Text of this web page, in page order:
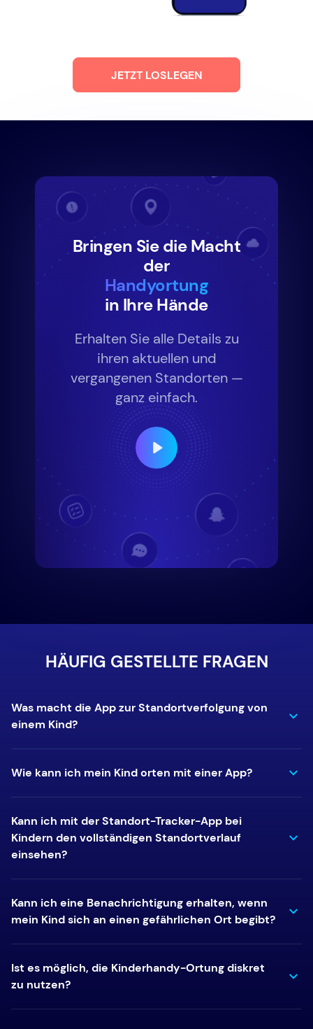
JETZT LOSLEGEN
Bringen Sie die Macht
der
Handyortung
in Ihre Hände
Erhalten Sie alle Details zu
ihren aktuellen und
vergangenen Standorten —
ganz einfach.
HÄUFIG GESTELLTE FRAGEN
Was macht die App zur Standortverfolgung von
einem Kind?
Wie kann ich mein Kind orten mit einer App?
Kann ich mit der Standort-Tracker-App bei
Kindern den vollständigen Standortverlauf
einsehen?
Kann ich eine Benachrichtigung erhalten, wenn
mein Kind sich an einen gefährlichen Ort begibt?
Ist es möglich, die Kinderhandy-Ortung diskret
zu nutzen?